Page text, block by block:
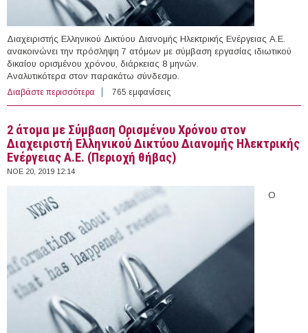
Διαχειριστής Ελληνικού Δικτύου Διανομής Ηλεκτρικής Ενέργειας Α.Ε.
ανακοινώνει την πρόσληψη 7 ατόμων με σύμβαση εργασίας ιδιωτικού
δικαίου ορισμένου χρόνου, διάρκειας 8 μηνών.
Αναλυτικότερα στον παρακάτω σύνδεσμο.
Διαβάστε περισσότερα για 7 άτομα με Σύμβαση Ορισμένου Χρόνου στον
Διαχειριστή Ελληνικού Δικτύου Διανομής Ηλεκτρικής
765 εμφανίσεις
2 άτομα με Σύμβαση Ορισμένου Χρόνου στον
Διαχειριστή Ελληνικού Δικτύου Διανομής Ηλεκτρικής
Ενέργειας Α.Ε. (Περιοχή θήβας)
ΝΟΕ 20, 2019 12:14
Ο